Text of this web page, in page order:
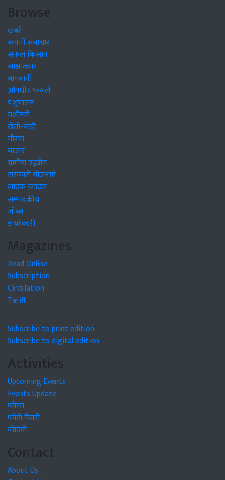
Browse
खबरें
कंपनी समाचार
सफल किसान
साक्षात्कार
बागवानी
औषधीय फसलें
पशुपालन
मशीनरी
खेती-बाड़ी
मौसम
बाजार
ग्रामीण उद्द्योग
सरकारी योजनाएं
लाइफ स्टाइल
सम्पादकीय
जॉब्स
डायरेक्टरी
Magazines
Read Online
Subscription
Circulation
Tariff
Subscribe to print edition
Subscribe to digital edition
Activities
Upcoming Events
Events Update
फोरम
फोटो गैलरी
वीडियो
Contact
About Us